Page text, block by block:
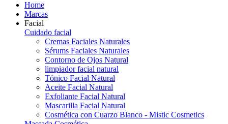
Home
Marcas
Facial
Cuidado facial
Cremas Faciales Naturales
Sérums Faciales Naturales
Contorno de Ojos Natural
limpiador facial natural
Tónico Facial Natural
Aceite Facial Natural
Exfoliante Facial Natural
Mascarilla Facial Natural
Cosmética con Cuarzo Blanco - Mistic Cosmetics